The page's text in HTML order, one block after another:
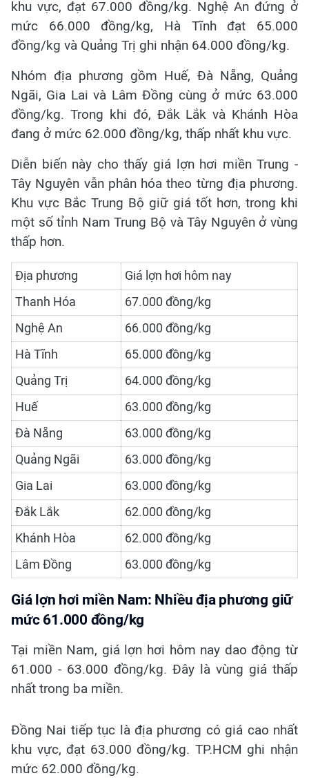
khu vực, đạt 67.000 đồng/kg. Nghệ An đứng ở
mức 66.000 đồng/kg, Hà Tĩnh đạt 65.000
đồng/kg và Quảng Trị ghi nhận 64.000 đồng/kg.
Nhóm địa phương gồm Huế, Đà Nẵng, Quảng
Ngãi, Gia Lai và Lâm Đồng cùng ở mức 63.000
đồng/kg. Trong khi đó, Đắk Lắk và Khánh Hòa
đang ở mức 62.000 đồng/kg, thấp nhất khu vực.
Diễn biến này cho thấy giá lợn hơi miền Trung -
Tây Nguyên vẫn phân hóa theo từng địa phương.
Khu vực Bắc Trung Bộ giữ giá tốt hơn, trong khi
một số tỉnh Nam Trung Bộ và Tây Nguyên ở vùng
thấp hơn.
Địa phương
Giá lợn hơi hôm nay
Thanh Hóa
67.000 đồng/kg
Nghệ An
66.000 đồng/kg
Hà Tĩnh
65.000 đồng/kg
Quảng Trị
64.000 đồng/kg
Huế
63.000 đồng/kg
Đà Nẵng
63.000 đồng/kg
Quảng Ngãi
63.000 đồng/kg
Gia Lai
63.000 đồng/kg
Đắk Lắk
62.000 đồng/kg
Khánh Hòa
62.000 đồng/kg
Lâm Đồng
63.000 đồng/kg
Giá lợn hơi miền Nam: Nhiều địa phương giữ
mức 61.000 đồng/kg
Tại miền Nam, giá lợn hơi hôm nay dao động từ
61.000 - 63.000 đồng/kg. Đây là vùng giá thấp
nhất trong ba miền.
Đồng Nai tiếp tục là địa phương có giá cao nhất
khu vực, đạt 63.000 đồng/kg. TP.HCM ghi nhận
mức 62.000 đồng/kg.